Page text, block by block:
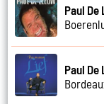
Paul De
Paul De